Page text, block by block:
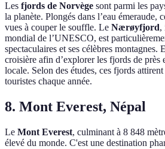
Les fjords de Norvège sont parmi les
la planète. Plongés dans l’eau émeraude,
vues à couper le souffle. Le Nærøyfjord,
mondial de l’UNESCO, est
spectaculaires et ses célèbres montagnes.
croisière afin d’explorer les fjords de près
locale. Selon des études, ces fjords
touristes chaque année.
8. Mont Everest, Népal
Le Mont Everest, culminant à 8 848
élevé du monde. C'est une destination